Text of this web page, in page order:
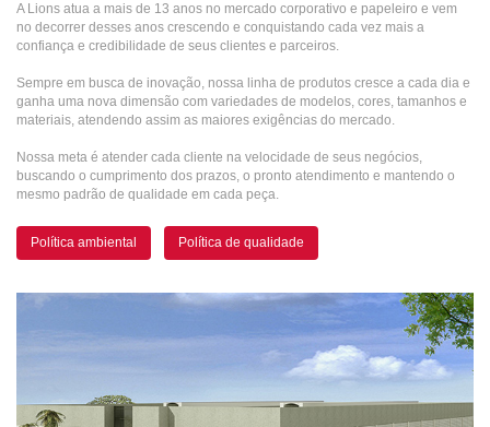
CLIQUE AQUI
A Lions atua a mais de 13 anos no mercado corporativo e papeleiro e vem
no decorrer desses anos crescendo e conquistando cada vez mais a
confiança e credibilidade de seus clientes e parceiros.
Sempre em busca de inovação, nossa linha de produtos cresce a cada dia e
ganha uma nova dimensão com variedades de modelos, cores, tamanhos e
materiais, atendendo assim as maiores exigências do mercado.
Nossa meta é atender cada cliente na velocidade de seus negócios,
buscando o cumprimento dos prazos, o pronto atendimento e mantendo o
mesmo padrão de qualidade em cada peça.
Política ambiental Política de qualidade